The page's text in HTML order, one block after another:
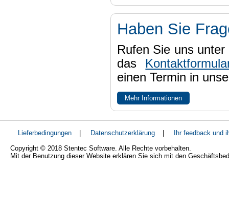
Haben Sie
Rufen Sie uns
das
einen Termin in
Mehr Informationen
Lieferbedingungen | Datenschutzerklärung |
Ihr feedback und
Copyright © 2018 Stentec Software. Alle Rechte vorbehalten.
Mit der Benutzung dieser Website erklären Sie sich mit den